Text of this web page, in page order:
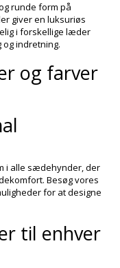
runde form på
giver en luksuriøs
i forskellige læder
indretning.
og farver
i alle sædehynder, der
Besøg vores
for at designe
til enhver